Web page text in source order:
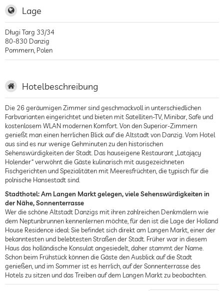
Lage
Długi Targ 33/34
80-830 Danzig
Pommern Polen
Hotelbeschreibung
Die 26 geräumigen Zimmer sind geschmackvoll in unterschiedlichen
Farbvarianten eingerichtet und bieten mit Satelliten-TV, Minibar, Safe und
kostenlosem WLAN modernen Komfort. Von den Superior-Zimmern
genießt man einen herrlichen Blick auf die Altstadt von Danzig. Vom Hotel
aus sind es nur wenige Gehminuten zu den historischen
Sehenswürdigkeiten der Stadt. Das hauseigene Restaurant „Latający
Holender“ verwöhnt die Gäste kulinarisch mit ausgezeichneten
Fischgerichten und Spezialitäten mit Meeresfrüchten, die typisch für die
polnische Hansestadt sind.
Stadthotel: Am Langen Markt gelegen, viele Sehenswürdigkeiten in
der Nähe, Sonnenterrasse
Wer die schöne Altstadt Danzigs mit ihren zahlreichen Denkmälern wie
dem Neptunbrunnen kennenlernen möchte, für den ist die Lage der Holland
House Residence ideal: Sie befindet sich direkt am Langen Markt, einer der
bekanntesten und belebtesten Straßen der Stadt. Früher war in diesem
Haus das holländische Konsulat angesiedelt, daher stammt der Name.
Schon beim Frühstück können die Gäste den Ausblick auf die Stadt
genießen, und im Sommer ist es herrlich, auf der Sonnenterrasse des
Hotels zu sitzen und das Treiben auf dem Langen Markt zu beobachten.
4 Sterne Hotel: 26 modern eingerichtete Zimmer, teilweise mit Blick